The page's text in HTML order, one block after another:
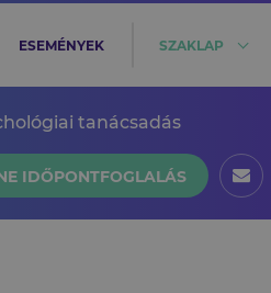
ESEMÉNYEK SZAKLAP
tanácsadás
IDŐPONTFOGLALÁS